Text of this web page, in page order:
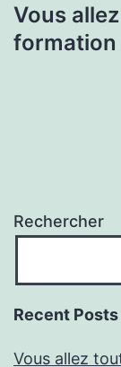
Vous
formation
Rechercher
Recent Posts
Vous allez